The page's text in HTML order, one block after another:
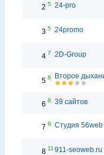
2 5 24-pro
3 5 24promo
4 7 2D-Group
5 8 Второе
6 8 39 сайтов
7 9 Студия 56web
8 11 911-seoweb.ru